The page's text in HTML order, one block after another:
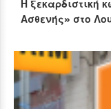
Η ξεκαρδιστική
Ασθενής» στο